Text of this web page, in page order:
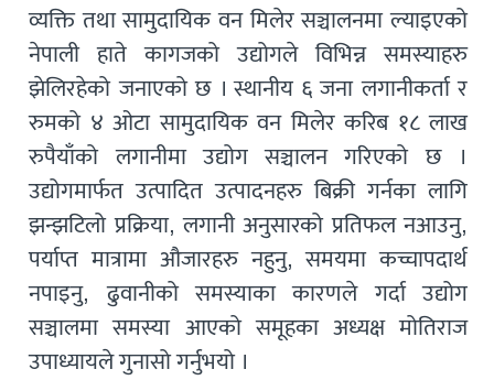
व्यक्ति तथा सामुदायिक वन मिलेर सञ्चालनमा ल्याइएको
नेपाली हाते कागजको उद्योगले विभिन्न समस्याहरु
झेलिरहेको जनाएको छ । स्थानीय ६ जना लगानीकर्ता र
रुमको ४ ओटा सामुदायिक वन मिलेर करिब १८ लाख
रुपैयाँको लगानीमा उद्योग सञ्चालन गरिएको छ ।
उद्योगमार्फत उत्पादित उत्पादनहरु बिक्री गर्नका लागि
झन्झटिलो प्रक्रिया, लगानी अनुसारको प्रतिफल नआउनु,
पर्याप्त मात्रामा औजारहरु नहुनु, समयमा कच्चापदार्थ
नपाइनु, ढुवानीको समस्याका कारणले गर्दा उद्योग
सञ्चालमा समस्या आएको समूहका अध्यक्ष मोतिराज
उपाध्यायले गुनासो गर्नुभयो ।